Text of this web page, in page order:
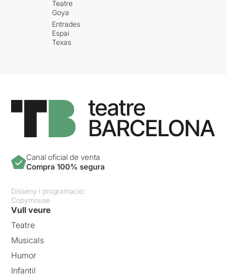
Teatre
Goya
Entrades
Espai
Texas
Canal oficial de venta
Compra 100% segura
Disseny i programació:
Copymouse
Vull veure
Teatre
Musicals
Humor
Infantil